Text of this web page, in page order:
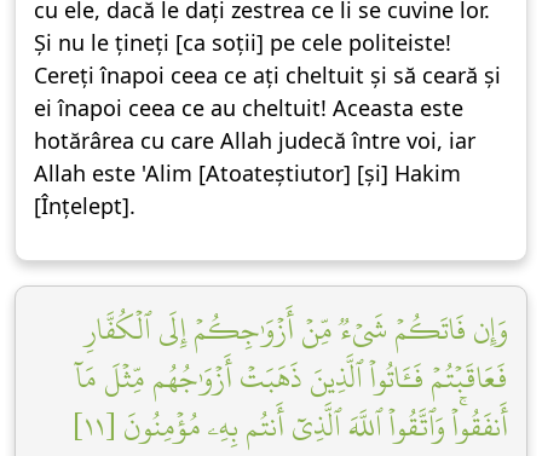
cu ele, dacă le dați zestrea ce li se cuvine lor.
Și nu le țineți [ca soții] pe cele politeiste!
Cereți înapoi ceea ce ați cheltuit și să ceară și
ei înapoi ceea ce au cheltuit! Aceasta este
hotărârea cu care Allah judecă între voi, iar
Allah este 'Alim [Atoateștiutor] [și] Hakim
[Înțelept].
وَإِن فَاتَكُمۡ شَيۡءٞ مِّنۡ أَزۡوَٰجِكُمۡ إِلَى ٱلۡكُفَّارِ
فَعَاقَبۡتُمۡ فَـَٔاتُواْ ٱلَّذِينَ ذَهَبَتۡ أَزۡوَٰجُهُم مِّثۡلَ مَآ
أَنفَقُواْۚ وَٱتَّقُواْ ٱللَّهَ ٱلَّذِيٓ أَنتُم بِهِۦ مُؤۡمِنُونَ [١١]